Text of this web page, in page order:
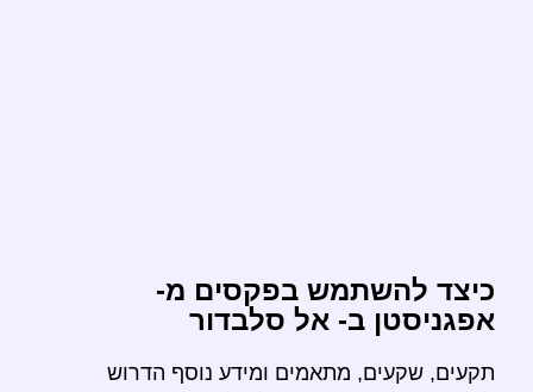
כיצד להשתמש בפקסים מ-
אפגניסטן ב- אל סלבדור
תקעים, שקעים, מתאמים ומידע נוסף הדרוש